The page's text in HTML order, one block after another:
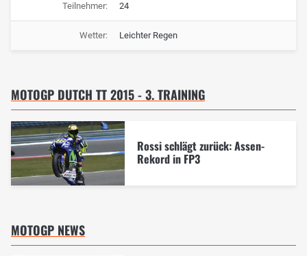
Teilnehmer: 24
Wetter: Leichter Regen
MOTOGP DUTCH TT 2015 - 3. TRAINING
Rossi schlägt zurück: Assen-
Rekord in FP3
MOTOGP NEWS